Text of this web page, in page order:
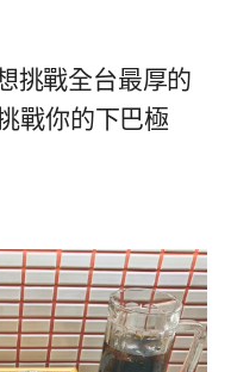
挑戰全台最厚的
戰你的下巴極